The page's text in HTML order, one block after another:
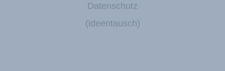
Datenschutz
(ideentausch)